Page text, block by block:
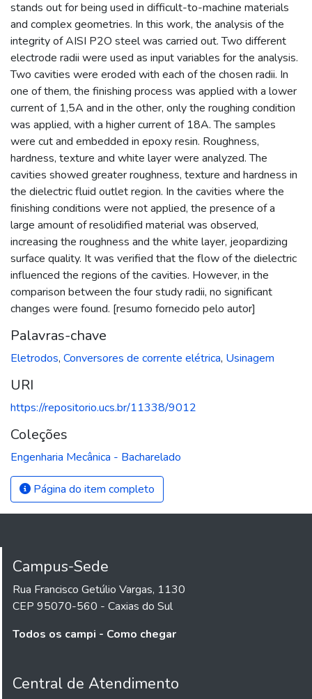
stands out for being used in difficult-to-machine materials
and complex geometries. In this work, the analysis of the
integrity of AISI P2O steel was carried out. Two different
electrode radii were used as input variables for the analysis.
Two cavities were eroded with each of the chosen radii. In
one of them, the finishing process was applied with a lower
current of 1,5A and in the other, only the roughing condition
was applied, with a higher current of 18A. The samples
were cut and embedded in epoxy resin. Roughness,
hardness, texture and white layer were analyzed. The
cavities showed greater roughness, texture and hardness in
the dielectric fluid outlet region. In the cavities where the
finishing conditions were not applied, the presence of a
large amount of resolidified material was observed,
increasing the roughness and the white layer, jeopardizing
surface quality. It was verified that the flow of the dielectric
influenced the regions of the cavities. However, in the
comparison between the four study radii, no significant
changes were found. [resumo fornecido pelo autor]
Palavras-chave
Eletrodos, Conversores de corrente elétrica, Usinagem
URI
https://repositorio.ucs.br/11338/9012
Coleções
Engenharia Mecânica - Bacharelado
Página do item completo
Campus-Sede
Rua Francisco Getúlio Vargas, 1130
CEP 95070-560 - Caxias do Sul
Todos os campi - Como chegar
Central de Atendimento